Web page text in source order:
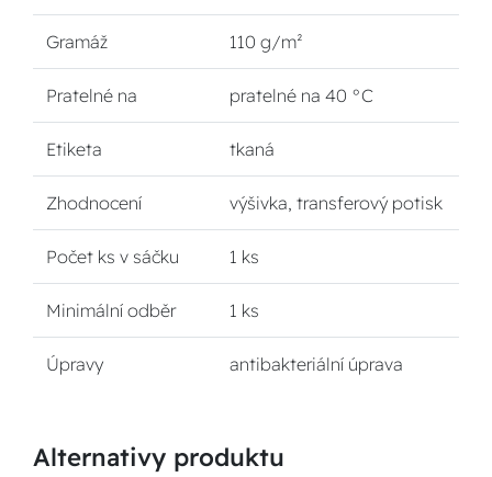
Gramáž 110 g/m²
Pratelné na pratelné na 40 °C
Etiketa tkaná
Zhodnocení výšivka, transferový potisk
Počet ks v sáčku 1 ks
Minimální odběr 1 ks
Úpravy antibakteriální úprava
Alternativy produktu